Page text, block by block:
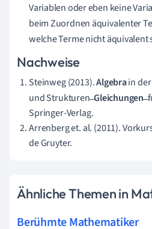
Variablen oder eben keine
beim Zuordnen äquivalenter
welche Terme nicht äquivalent
Nachweise
Steinweg (2013).Algebrain der
und Strukturen ̶Gleichungen
Springer-Verlag.
Arrenberg et. al. (2011).
de Gruyter.
Ähnliche Themen in
Berühmte Mathematiker